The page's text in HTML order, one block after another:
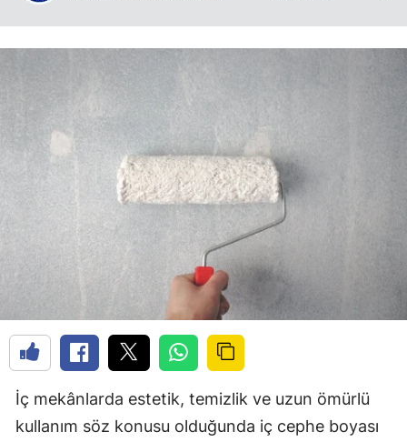
İç mekânlarda estetik, temizlik ve uzun ömürlü
kullanım söz konusu olduğunda iç cephe boyası